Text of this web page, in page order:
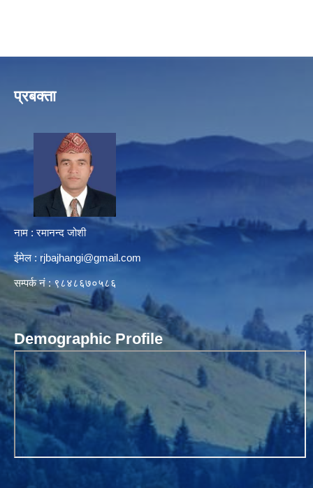
प्रबक्ता
नाम : रमानन्द जोशी
ईमेल : rjbajhangi@gmail.com
सम्पर्क नं : ९८४८६७०५८६
Demographic Profile